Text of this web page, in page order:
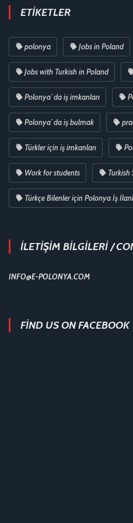
ETIKETLER
polonya Jobs in Poland
Jobs with Turkish in Poland
Polonya`da iş imkanları
Polonya`da iş bulmak
Türkler için iş imkanları
Work for students Turkish
Türkçe Bilenler için Polonya İş
İLETİŞİM BİLGİLERİ /
INFO@E-POLONYA.COM
FIND US ON FACEBOOK